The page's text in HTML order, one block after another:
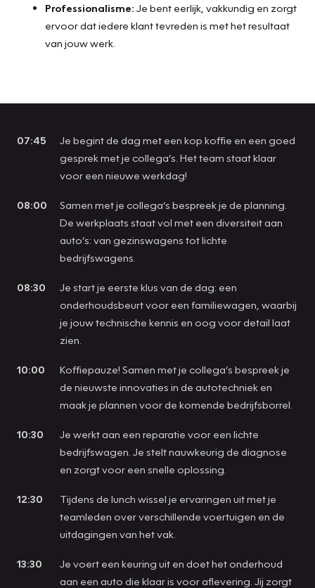
Professionalisme: Je bent eerlijk, vakkundig en zorgt
ervoor dat iedere klant tevreden is met het resultaat
van jouw werk.
07:45
Je begint de dag met een kop koffie en een goed
gesprek met je collega’s. Het team staat klaar
voor een nieuwe werkdag!
08:00
Samen met je collega’s bespreek je de planning.
De werkplaats staat vol met een diversiteit aan
auto’s: van gezinswagens tot lichte
bedrijfswagens.
08:30
Je start je eerste klus van de dag: een
onderhoudsbeurt voor een familiewagen, waarbij
je jouw technische kennis en oog voor detail laat
zien.
10:00
Koffiepauze! Samen met je collega’s bespreek je
de nieuwste innovaties in de autotechniek en
maak je plannen voor de komende bedrijfsborrel.
10:30
Je werkt aan een reparatie voor een lichte
bedrijfswagen. Je stelt nauwkeurig de diagnose
en zorgt voor een snelle oplossing.
12:30
Tijdens de lunch wissel je ervaringen uit met je
teamleden over verschillende voertuigen en de
uitdagingen van het vak.
13:30
Je voert een keuring uit en doet het onderhoud
aan een auto die klaar is voor aflevering. Jij zorgt